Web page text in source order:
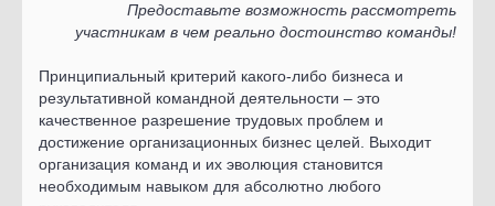
Предоставьте возможность рассмотреть
участникам в чем реально достоинство команды!
Принципиальный критерий какого-либо бизнеса и
результативной командной деятельности – это
качественное разрешение трудовых проблем и
достижение организационных бизнес целей. Выходит
организация команд и их эволюция становится
необходимым навыком для абсолютно любого